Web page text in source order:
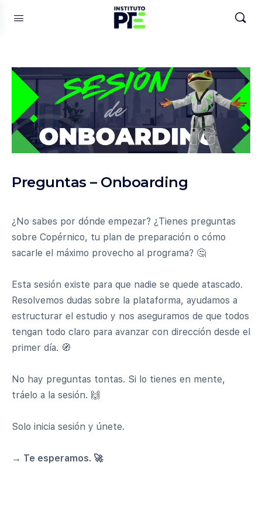
Preguntas – Onboarding
¿No sabes por dónde empezar? ¿Tienes preguntas
sobre Copérnico, tu plan de preparación o cómo
sacarle el máximo provecho al programa? 🤔
Esta sesión existe para que nadie se quede atascado.
Resolvemos dudas sobre la plataforma, ayudamos a
estructurar el estudio y nos aseguramos de que todos
tengan todo claro para avanzar con dirección desde el
primer día. 🧭
No hay preguntas tontas. Si lo tienes en mente,
tráelo a la sesión. 🙌
Solo inicia sesión y únete.
→ Te esperamos. 🚀